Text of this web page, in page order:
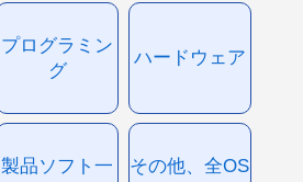
プログラミン
グ
ハードウェア
製品ソフト一
その他、全OS